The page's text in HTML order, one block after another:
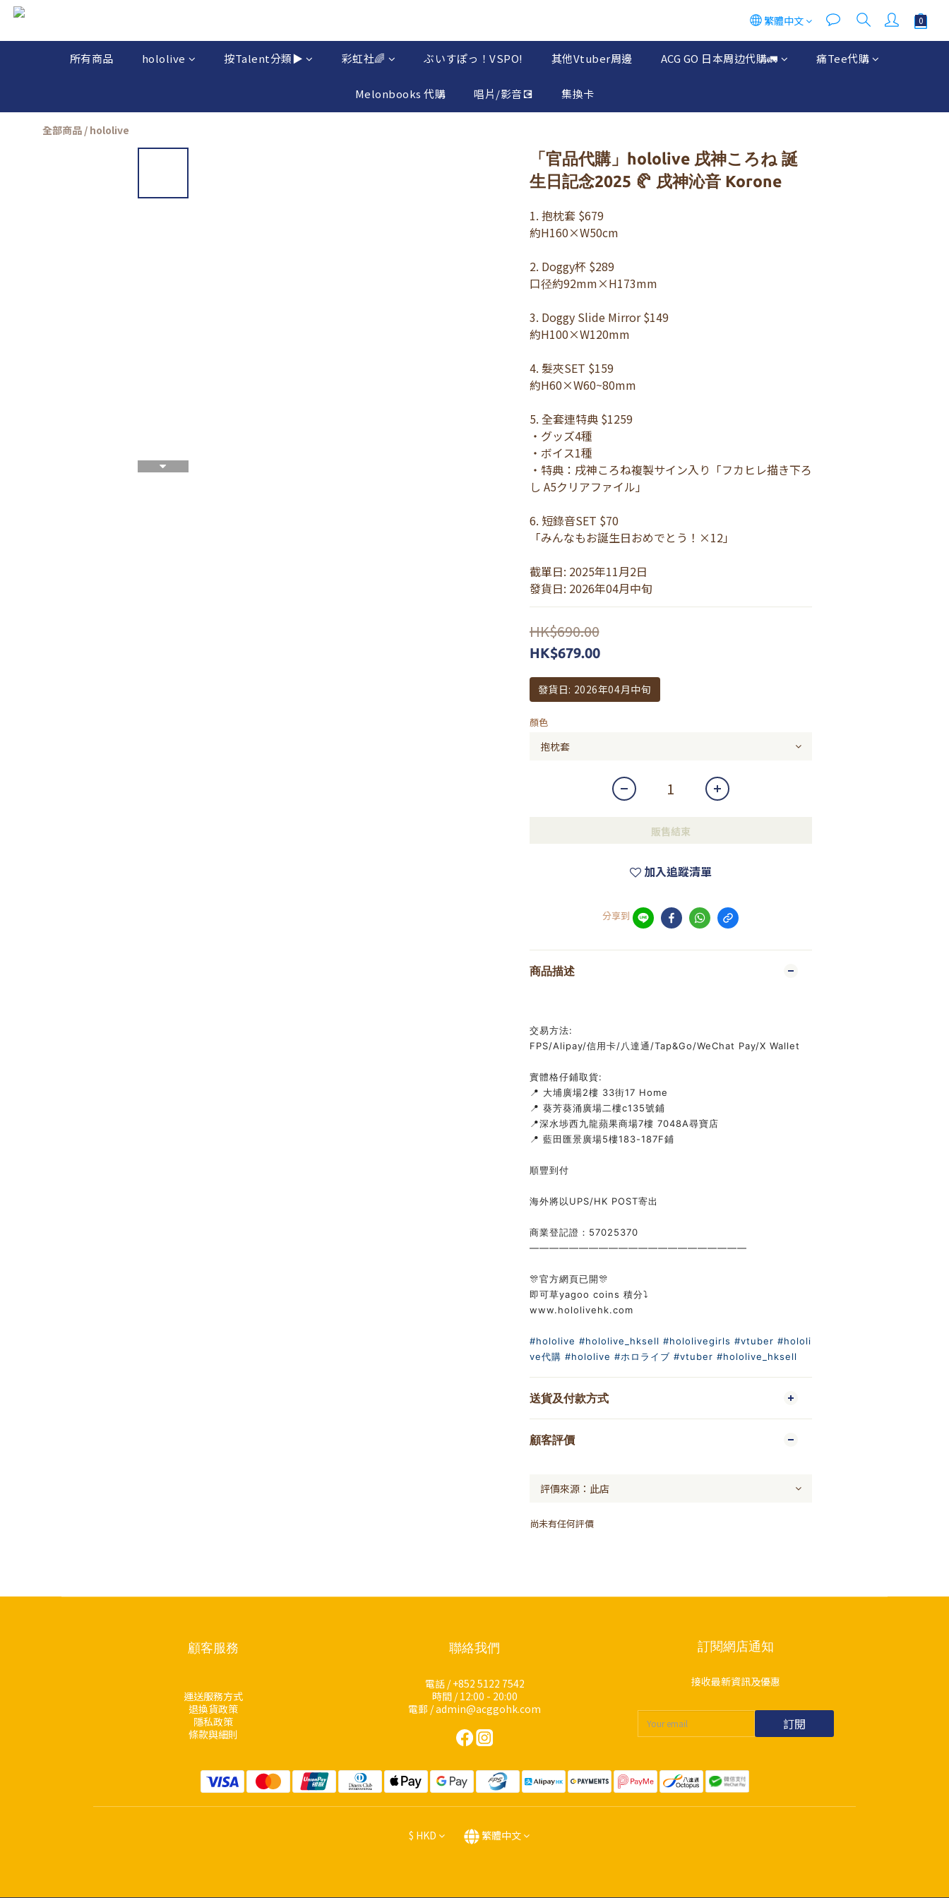
繁體中文
所有商品 hololive 按Talent分類▶️ 彩虹社🌈 ぶいすぽっ！VSPO! 其他Vtuber周邊 ACG GO 日本周边代購🚛 痛Tee代購
Melonbooks 代購 唱片/影音💽 集換卡
全部商品 / hololive
「官品代購」hololive 戌神ころね 誕
生日記念2025 🥐 戌神沁音 Korone
1. 抱枕套 $679
約H160×W50cm
2. Doggy杯 $289
口径約92mm×H173mm
3. Doggy Slide Mirror $149
約H100×W120mm
4. 髮夾SET $159
約H60×W60~80mm
5. 全套連特典 $1259
・グッズ4種
・ボイス1種
・特典：戌神ころね複製サイン入り「フカヒレ描き下ろ
し A5クリアファイル」
6. 短錄音SET $70
「みんなもお誕生日おめでとう！×12」
截單日: 2025年11月2日
發貨日: 2026年04月中旬
HK$690.00
HK$679.00
發貨日: 2026年04月中旬
顏色
販售結束
加入追蹤清單
分享到
商品描述
交易方法:
FPS/Alipay/信用卡/八達通/Tap&Go/WeChat Pay/X Wallet
實體格仔鋪取貨:
📍 大埔廣場2樓 33街17 Home
📍 葵芳葵涌廣場二樓c135號鋪
📍深水埗西九龍蘋果商場7樓 7048A尋寶店
📍 藍田匯景廣場5樓183-187F鋪
順豐到付
海外將以UPS/HK POST寄出
商業登記證：57025370
——————————————————————
🎊官方網頁已開🎊
即可草yagoo coins 積分⤵️
www.hololivehk.com
#hololive #hololive_hksell #hololivegirls #vtuber #hololi
ve代購 #hololive #ホロライブ #vtuber #hololive_hksell
送貨及付款方式
顧客評價
尚未有任何評價
顧客服務
運送服務方式
退換貨政策
隱私政策
條款與細則
聯絡我們
電話 / +852 5122 7542
時間 / 12:00 - 20:00
電郵 / admin@acggohk.com
訂閱網店通知
接收最新資訊及優惠
訂閱
$ HKD 繁體中文